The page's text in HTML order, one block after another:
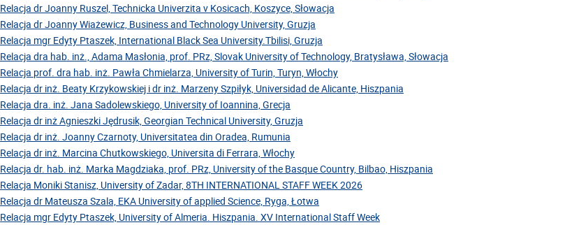
Relacja dr Joanny Ruszel, Technicka Univerzita v Kosicach, Koszyce, Słowacja
Relacja dr Joanny Wiażewicz, Business and Technology University, Gruzja
Relacja mgr Edyty Ptaszek, International Black Sea University.Tbilisi, Gruzja
Relacja dra hab. inż., Adama Masłonia, prof. PRz, Slovak University of Technology, Bratysława, Słowacja
Relacja prof. dra hab. inż. Pawła Chmielarza, University of Turin, Turyn, Włochy
Relacja dr inż. Beaty Krzykowskiej i dr inż. Marzeny Szpiłyk, Universidad de Alicante, Hiszpania
Relacja dra. inż. Jana Sadolewskiego, University of Ioannina, Grecja
Relacja dr inż Agnieszki Jędrusik, Georgian Technical University, Gruzja
Relacja dr inż. Joanny Czarnoty, Universitatea din Oradea, Rumunia
Relacja dr inż. Marcina Chutkowskiego, Universita di Ferrara, Włochy
Relacja dr. hab. inż. Marka Magdziaka, prof. PRz, University of the Basque Country, Bilbao, Hiszpania
Relacja Moniki Stanisz, University of Zadar, 8TH INTERNATIONAL STAFF WEEK 2026
Relacja dr Mateusza Szala, EKA University of applied Science, Ryga, Łotwa
Relacja mgr Edyty Ptaszek, University of Almeria. Hiszpania. XV International Staff Week